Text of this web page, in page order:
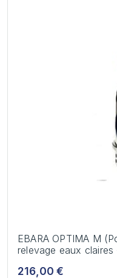
EBARA OPTIMA M
relevage eaux
216,00 €